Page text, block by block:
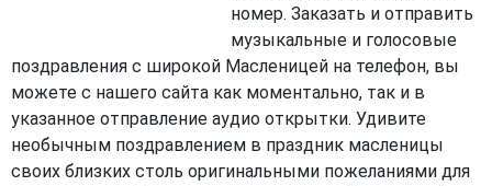
номер. Заказать и отправить
музыкальные и голосовые
поздравления с широкой Масленицей на телефон, вы
можете с нашего сайта как моментально, так и в
указанное отправление аудио открытки. Удивите
необычным поздравлением в праздник масленицы
своих близких столь оригинальными пожеланиями для